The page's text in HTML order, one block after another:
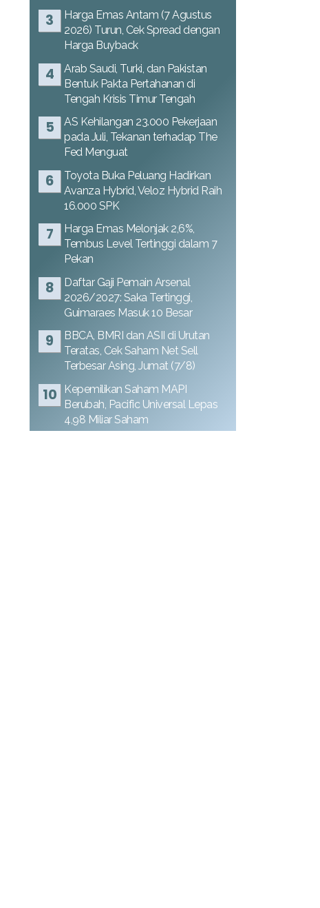
Harga Emas Antam (7 Agustus
2026) Turun, Cek Spread dengan
Harga Buyback
Arab Saudi, Turki, dan Pakistan
Bentuk Pakta Pertahanan di
Tengah Krisis Timur Tengah
AS Kehilangan 23.000 Pekerjaan
pada Juli, Tekanan terhadap The
Fed Menguat
Toyota Buka Peluang Hadirkan
Avanza Hybrid, Veloz Hybrid Raih
16.000 SPK
Harga Emas Melonjak 2,6%,
Tembus Level Tertinggi dalam 7
Pekan
Daftar Gaji Pemain Arsenal
2026/2027: Saka Tertinggi,
Guimaraes Masuk 10 Besar
BBCA, BMRI dan ASII di Urutan
Teratas, Cek Saham Net Sell
Terbesar Asing, Jumat (7/8)
Kepemilikan Saham MAPI
Berubah, Pacific Universal Lepas
4,98 Miliar Saham